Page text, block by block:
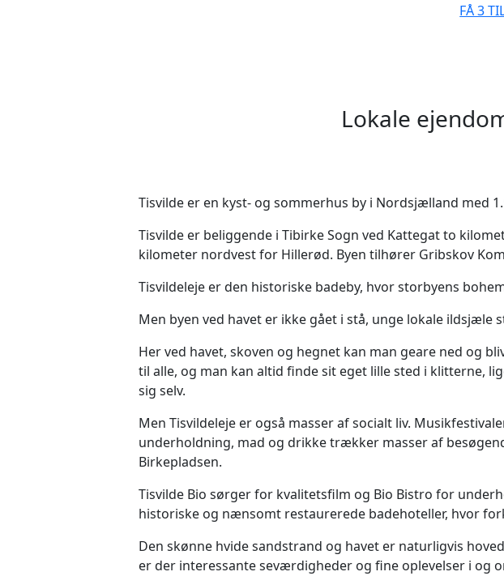
FÅ 3
Lokale
Tisvilde er en kyst- og sommerhus by i Nordsjælland med
Tisvilde er beliggende i Tibirke Sogn ved Kattegat to
kilometer nordvest for Hillerød. Byen tilhører Gribskov
Tisvildeleje er den historiske badeby, hvor storbyens
Men byen ved havet er ikke gået i stå, unge lokale
Her ved havet, skoven og hegnet kan man geare ned og
til alle, og man kan altid finde sit eget lille sted i klitterne,
sig selv.
Men Tisvildeleje er også masser af socialt liv.
underholdning, mad og drikke trækker masser af
Birkepladsen.
Tisvilde Bio sørger for kvalitetsfilm og Bio Bistro for
historiske og nænsomt restaurerede badehoteller, hvor
Den skønne hvide sandstrand og havet er naturligvis
er der interessante seværdigheder og fine oplevelser i og